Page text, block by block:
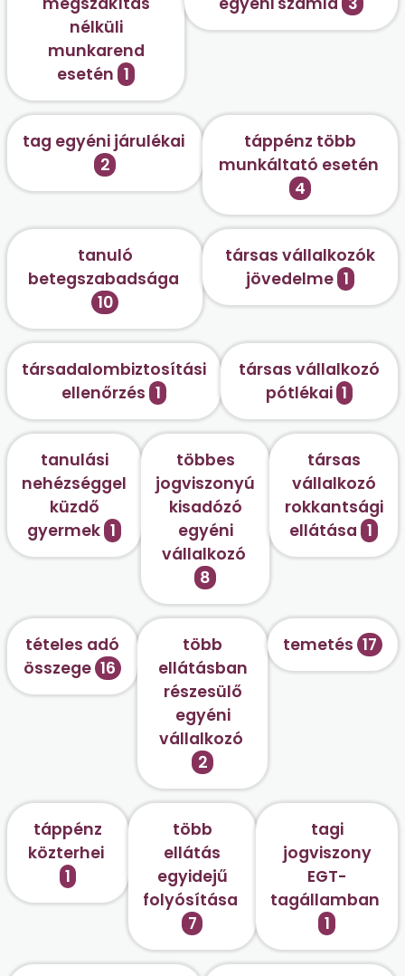
nélküli
munkarend
esetén 1
tag egyéni járulékai
2
táppénz több
munkáltató esetén
4
tanuló
betegszabadsága
10
társas vállalkozók
jövedelme 1
társadalombiztosítási
ellenőrzés 1
társas vállalkozó
pótlékai 1
tanulási
nehézséggel
küzdő
gyermek 1
többes
jogviszonyú
kisadózó
egyéni
vállalkozó
8
társas
vállalkozó
rokkantsági
ellátása 1
tételes adó
összege 16
több
ellátásban
részesülő
egyéni
vállalkozó
2
temetés 17
táppénz
közterhei
1
több
ellátás
egyidejű
folyósítása
7
tagi
jogviszony
EGT-
tagállamban
1